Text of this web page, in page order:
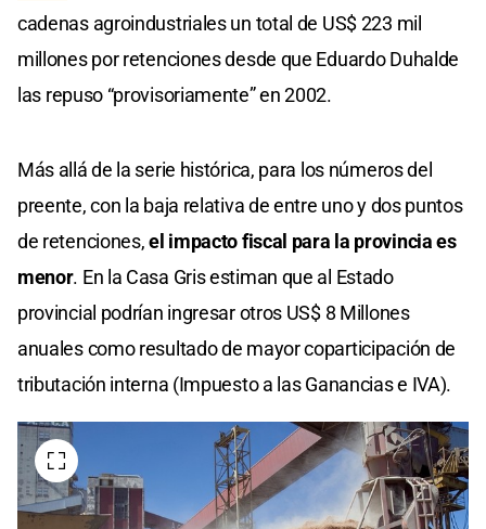
cadenas agroindustriales un total de US$ 223 mil
millones por retenciones desde que Eduardo Duhalde
las repuso “provisoriamente” en 2002.
Más allá de la serie histórica, para los números del
preente, con la baja relativa de entre uno y dos puntos
de retenciones,el impacto fiscal para la provincia es
menor. En la Casa Gris estiman que al Estado
provincial podrían ingresar otros US$ 8 Millones
anuales como resultado de mayor coparticipación de
tributación interna (Impuesto a las Ganancias e IVA).